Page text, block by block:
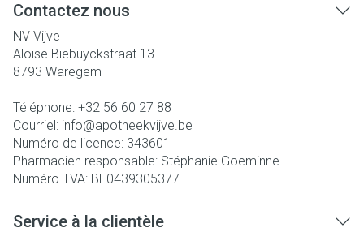
Contactez nous
NV Vijve
Aloise Biebuyckstraat 13
8793 Waregem
Téléphone: +32 56 60 27 88
Courriel: info@apotheekvijve.be
Numéro de licence: 343601
Pharmacien responsable: Stéphanie Goeminne
Numéro TVA: BE0439305377
Service à la clientèle